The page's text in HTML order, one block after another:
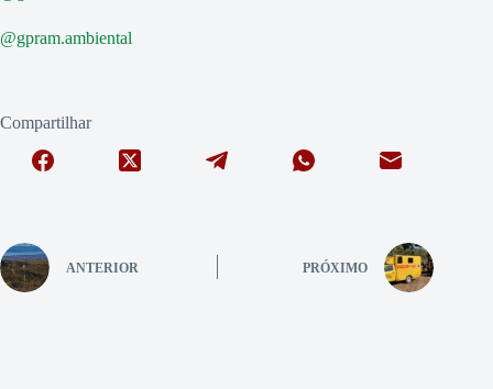
@gpram.ambiental
Compartilhar
ANTERIOR PRÓXIMO